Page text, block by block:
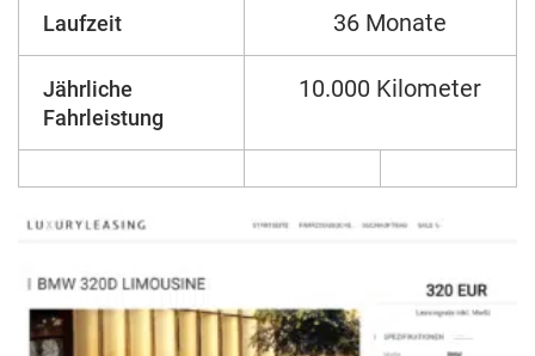
Laufzeit 36 Monate
Jährliche
Fahrleistung
10.000 Kilometer